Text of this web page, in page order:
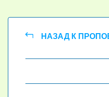
НАЗАД К